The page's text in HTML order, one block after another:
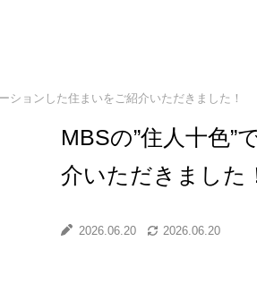
ションした住まいをご紹介いただきました！
MBSの”住人十色”
介いただきました
2026.06.20 2026.06.20